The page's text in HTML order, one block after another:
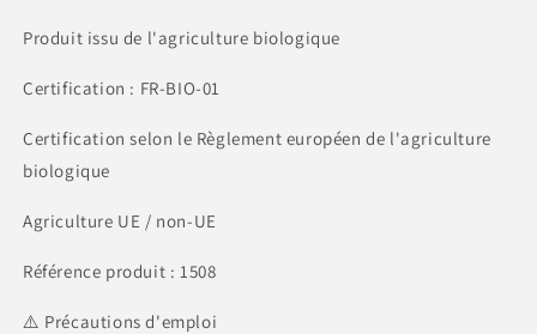
Produit issu de l'agriculture biologique
Certification : FR-BIO-01
Certification selon le Règlement européen de l'agriculture
biologique
Agriculture UE / non-UE
Référence produit : 1508
⚠️ Précautions d'emploi